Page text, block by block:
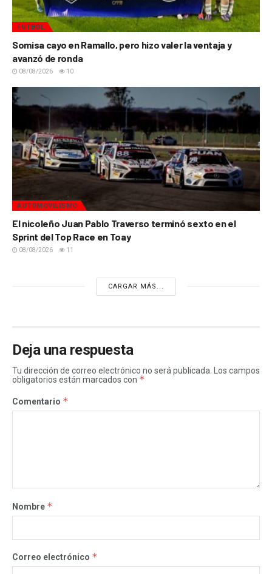
FÚTBOL
Somisa cayo en Ramallo, pero hizo valer la ventaja y
avanzó de ronda
08/08/2026 10
AUTOMOVILISMO
El nicoleño Juan Pablo Traverso terminó sexto en el
Sprint del Top Race en Toay
08/08/2026 11
CARGAR MÁS...
Deja una respuesta
Tu dirección de correo electrónico no será publicada.
Los campos
obligatorios están marcados con *
Comentario *
Nombre *
Correo electrónico *